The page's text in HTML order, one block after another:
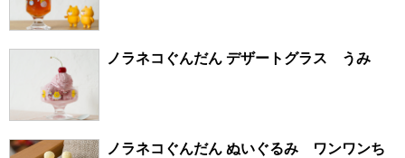
ノラネコぐんだん デザートグラス うみ
ノラネコぐんだん ぬいぐるみ ワンワンち